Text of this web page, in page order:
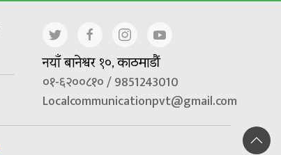
नयाँ बानेश्वर १०, काठमाडौं
०१-६२००८१० / 9851243010
Localcommunicationpvt@gmail.com